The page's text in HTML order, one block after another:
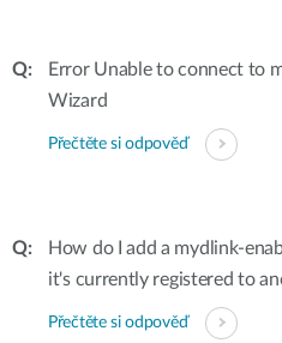
Error Unable to connect to
Wizard
Přečtěte si odpověď
How do I add a mydlink-
it's currently registered to
Přečtěte si odpověď